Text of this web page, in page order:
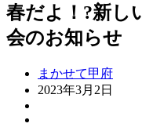
春だよ！?新し
会のお知らせ
まかせて甲府
2023年3月2日